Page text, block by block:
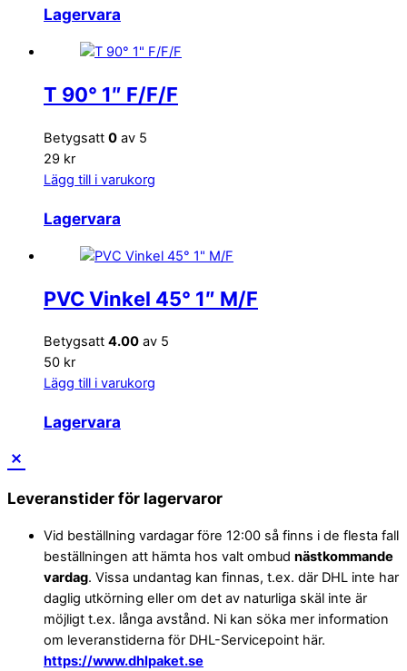
Lagervara
T 90° 1″ F/F/F
Betygsatt 0 av 5
29 kr
Lägg till i varukorg
Lagervara
PVC Vinkel 45° 1″ M/F
Betygsatt 4.00 av 5
50 kr
Lägg till i varukorg
Lagervara
Leveranstider för lagervaror
Vid beställning vardagar före 12:00 så finns i de flesta fall
beställningen att hämta hos valt ombud nästkommande
vardag. Vissa undantag kan finnas, t.ex. där DHL inte har
daglig utkörning eller om det av naturliga skäl inte är
möjligt t.ex. långa avstånd. Ni kan söka mer information
om leveranstiderna för DHL-Servicepoint här.
https://www.dhlpaket.se